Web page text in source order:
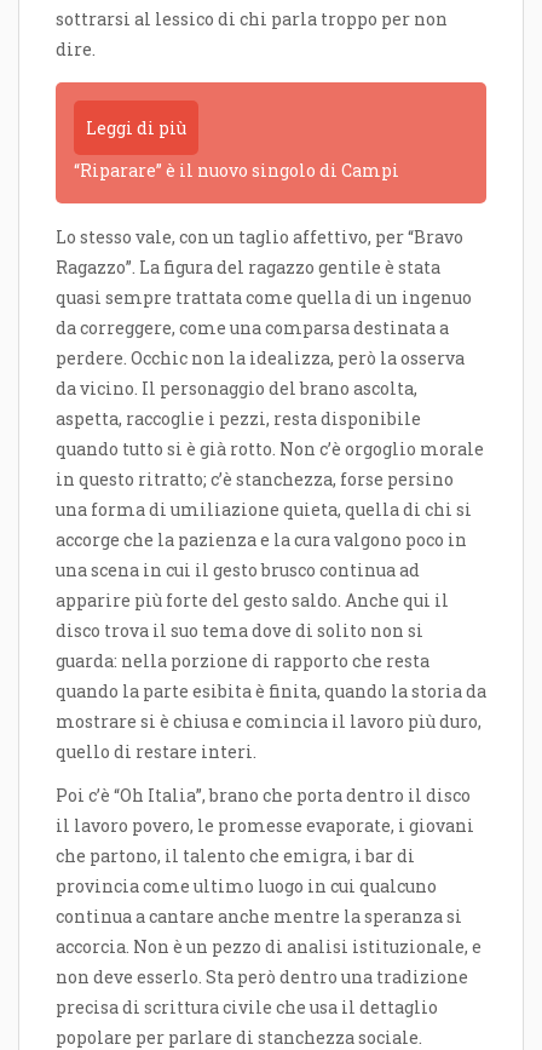
sottrarsi al lessico di chi parla troppo per non
dire.
Leggi di più
“Riparare” è il nuovo singolo di Campi
Lo stesso vale, con un taglio affettivo, per “Bravo
Ragazzo”. La figura del ragazzo gentile è stata
quasi sempre trattata come quella di un ingenuo
da correggere, come una comparsa destinata a
perdere. Occhic non la idealizza, però la osserva
da vicino. Il personaggio del brano ascolta,
aspetta, raccoglie i pezzi, resta disponibile
quando tutto si è già rotto. Non c’è orgoglio morale
in questo ritratto; c’è stanchezza, forse persino
una forma di umiliazione quieta, quella di chi si
accorge che la pazienza e la cura valgono poco in
una scena in cui il gesto brusco continua ad
apparire più forte del gesto saldo. Anche qui il
disco trova il suo tema dove di solito non si
guarda: nella porzione di rapporto che resta
quando la parte esibita è finita, quando la storia da
mostrare si è chiusa e comincia il lavoro più duro,
quello di restare interi.
Poi c’è “Oh Italia”, brano che porta dentro il disco
il lavoro povero, le promesse evaporate, i giovani
che partono, il talento che emigra, i bar di
provincia come ultimo luogo in cui qualcuno
continua a cantare anche mentre la speranza si
accorcia. Non è un pezzo di analisi istituzionale, e
non deve esserlo. Sta però dentro una tradizione
precisa di scrittura civile che usa il dettaglio
popolare per parlare di stanchezza sociale.